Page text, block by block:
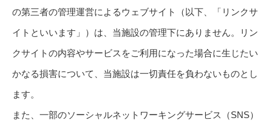
の第三者の管理運営によるウェブサイト（以下、「リンクサ
イトといいます」）は、当施設の管理下にありません。リン
クサイトの内容やサービスをご利用になった場合に生じたい
かなる損害について、当施設は一切責任を負わないものとし
ます。
また、一部のソーシャルネットワーキングサービス（SNS）